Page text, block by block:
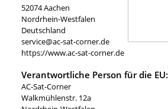
52074 Aachen
Nordrhein-Westfalen
Deutschland
service@ac-sat-corner.de
https://www.ac-sat-corner.de
Verantwortliche Person für die EU:
AC-Sat-Corner
Walkmühlenstr. 12a